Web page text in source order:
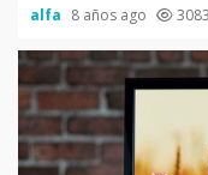
alfa 8 años ago